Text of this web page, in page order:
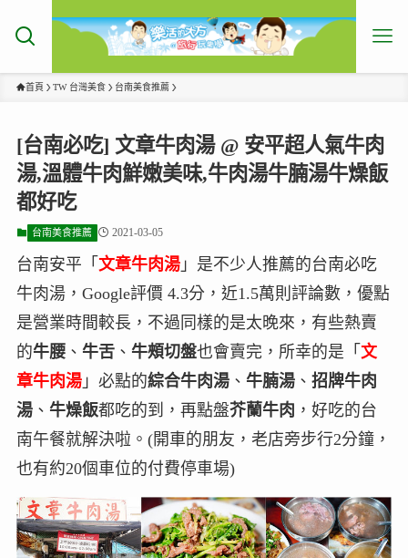
首頁 TW 台灣美食 台南美食推薦
[台南必吃] 文章牛肉湯 @ 安平超人氣牛肉
湯,溫體牛肉鮮嫩美味,牛肉湯牛腩湯牛燥飯
都好吃
台南美食推薦 2021-03-05
台南安平「 文章牛肉湯」是不少人推薦的台南必吃
牛肉湯，Google評價 4.3分，近1.5萬則評論數，優點
是營業時間較長，不過同樣的是太晚來，有些熱賣
的牛腰、 牛舌、 牛頰切盤也會賣完，所幸的是「 文
章牛肉湯」必點的綜合牛肉湯、 牛腩湯、 招牌牛肉
湯、 牛燥飯都吃的到，再點盤芥蘭牛肉 ，好吃的台
南午餐就解決啦。(開車的朋友，老店旁步行2分鐘，
也有約20個車位的付費停車場)